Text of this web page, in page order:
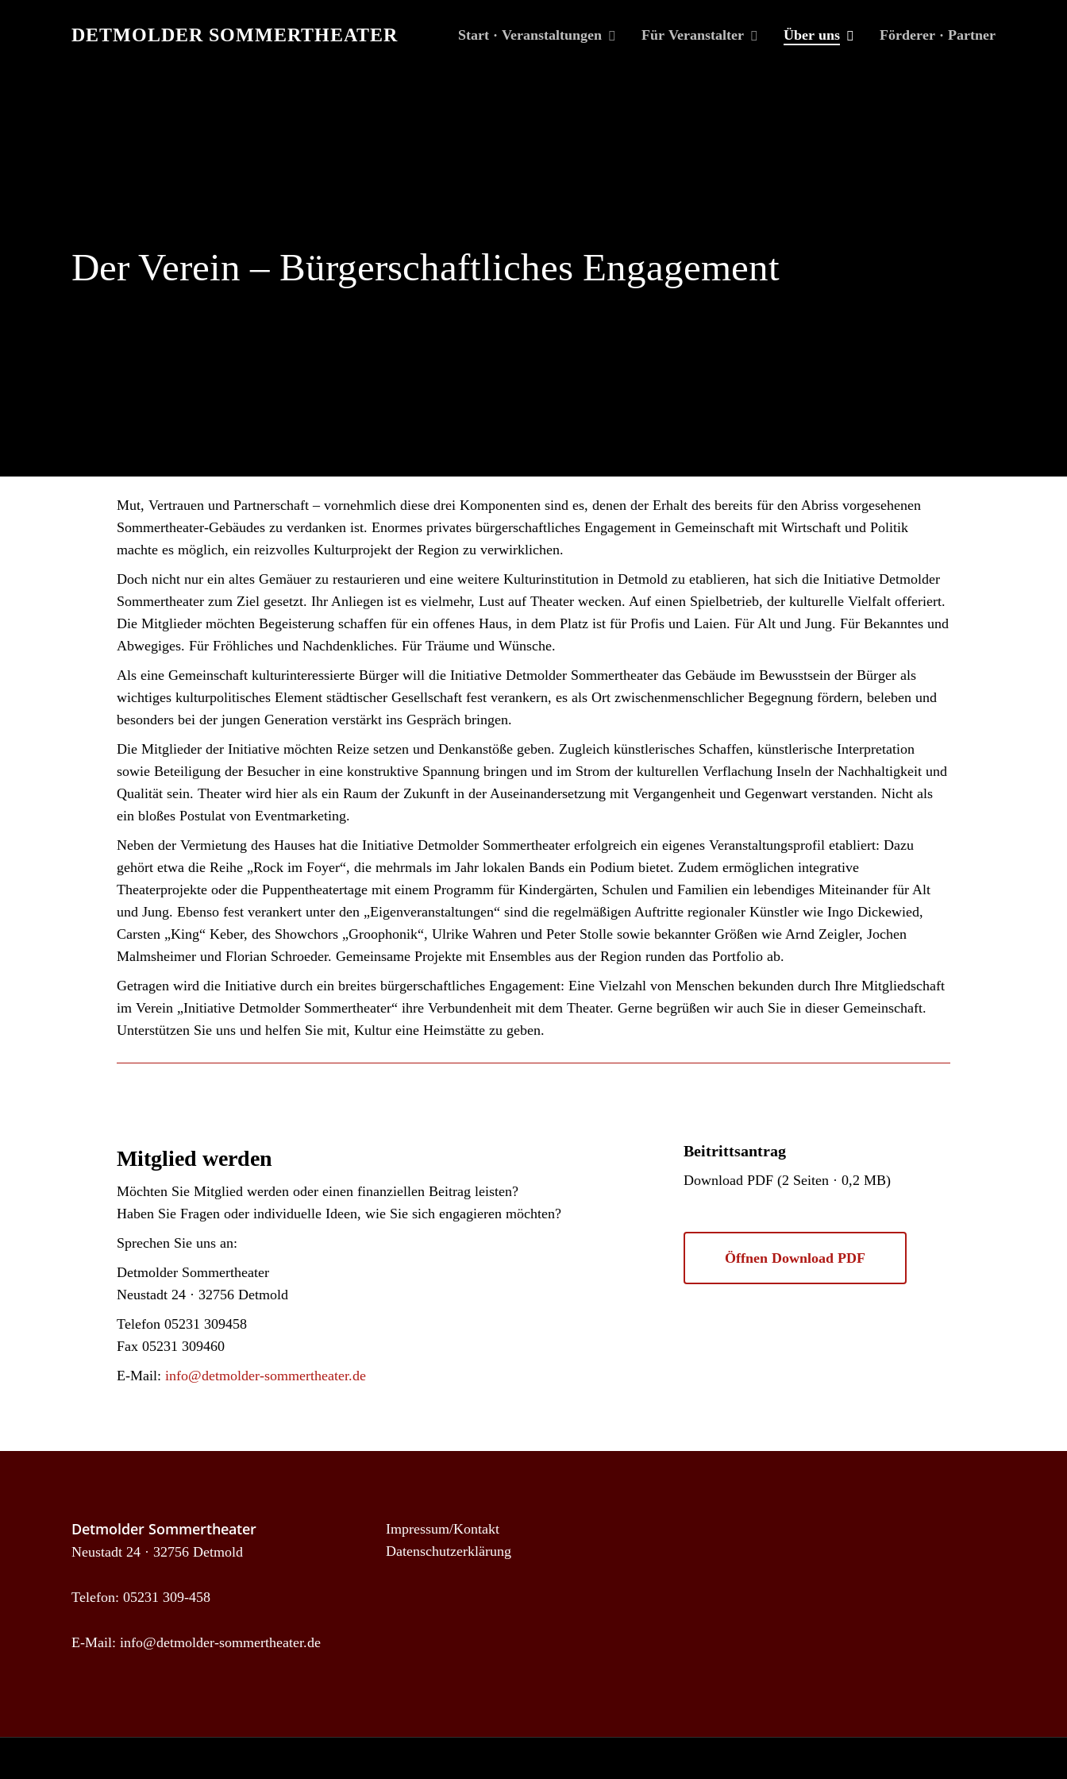
DETMOLDER SOMMERTHEATER Start · Veranstaltungen Für Veranstalter Über uns Förderer · Partner
Der Verein – Bürgerschaftliches Engagement
Mut, Vertrauen und Partnerschaft – vornehmlich diese drei Komponenten sind es, denen der Erhalt des bereits für den Abriss vorgesehenen
Sommertheater-Gebäudes zu verdanken ist. Enormes privates bürgerschaftliches Engagement in Gemeinschaft mit Wirtschaft und Politik
machte es möglich, ein reizvolles Kulturprojekt der Region zu verwirklichen.
Doch nicht nur ein altes Gemäuer zu restaurieren und eine weitere Kulturinstitution in Detmold zu etablieren, hat sich die Initiative Detmolder
Sommertheater zum Ziel gesetzt. Ihr Anliegen ist es vielmehr, Lust auf Theater wecken. Auf einen Spielbetrieb, der kulturelle Vielfalt offeriert.
Die Mitglieder möchten Begeisterung schaffen für ein offenes Haus, in dem Platz ist für Profis und Laien. Für Alt und Jung. Für Bekanntes und
Abwegiges. Für Fröhliches und Nachdenkliches. Für Träume und Wünsche.
Als eine Gemeinschaft kulturinteressierte Bürger will die Initiative Detmolder Sommertheater das Gebäude im Bewusstsein der Bürger als
wichtiges kulturpolitisches Element städtischer Gesellschaft fest verankern, es als Ort zwischenmenschlicher Begegnung fördern, beleben und
besonders bei der jungen Generation verstärkt ins Gespräch bringen.
Die Mitglieder der Initiative möchten Reize setzen und Denkanstöße geben. Zugleich künstlerisches Schaffen, künstlerische Interpretation
sowie Beteiligung der Besucher in eine konstruktive Spannung bringen und im Strom der kulturellen Verflachung Inseln der Nachhaltigkeit und
Qualität sein. Theater wird hier als ein Raum der Zukunft in der Auseinandersetzung mit Vergangenheit und Gegenwart verstanden. Nicht als
ein bloßes Postulat von Eventmarketing.
Neben der Vermietung des Hauses hat die Initiative Detmolder Sommertheater erfolgreich ein eigenes Veranstaltungsprofil etabliert: Dazu
gehört etwa die Reihe „Rock im Foyer“, die mehrmals im Jahr lokalen Bands ein Podium bietet. Zudem ermöglichen integrative
Theaterprojekte oder die Puppentheatertage mit einem Programm für Kindergärten, Schulen und Familien ein lebendiges Miteinander für Alt
und Jung. Ebenso fest verankert unter den „Eigenveranstaltungen“ sind die regelmäßigen Auftritte regionaler Künstler wie Ingo Dickewied,
Carsten „King“ Keber, des Showchors „Groophonik“, Ulrike Wahren und Peter Stolle sowie bekannter Größen wie Arnd Zeigler, Jochen
Malmsheimer und Florian Schroeder. Gemeinsame Projekte mit Ensembles aus der Region runden das Portfolio ab.
Getragen wird die Initiative durch ein breites bürgerschaftliches Engagement: Eine Vielzahl von Menschen bekunden durch Ihre Mitgliedschaft
im Verein „Initiative Detmolder Sommertheater“ ihre Verbundenheit mit dem Theater. Gerne begrüßen wir auch Sie in dieser Gemeinschaft.
Unterstützen Sie uns und helfen Sie mit, Kultur eine Heimstätte zu geben.
Mitglied werden
Möchten Sie Mitglied werden oder einen finanziellen Beitrag leisten?
Haben Sie Fragen oder individuelle Ideen, wie Sie sich engagieren möchten?
Sprechen Sie uns an:
Detmolder Sommertheater
Neustadt 24 · 32756 Detmold
Telefon 05231 309458
Fax 05231 309460
E-Mail:info@detmolder-sommertheater.de
Beitrittsantrag
Download PDF (2 Seiten · 0,2 MB)
Öffnen Download PDF
Detmolder Sommertheater
Neustadt 24 · 32756 Detmold
Telefon: 05231 309-458
E-Mail: info@detmolder-sommertheater.de
Impressum/Kontakt
Datenschutzerklärung